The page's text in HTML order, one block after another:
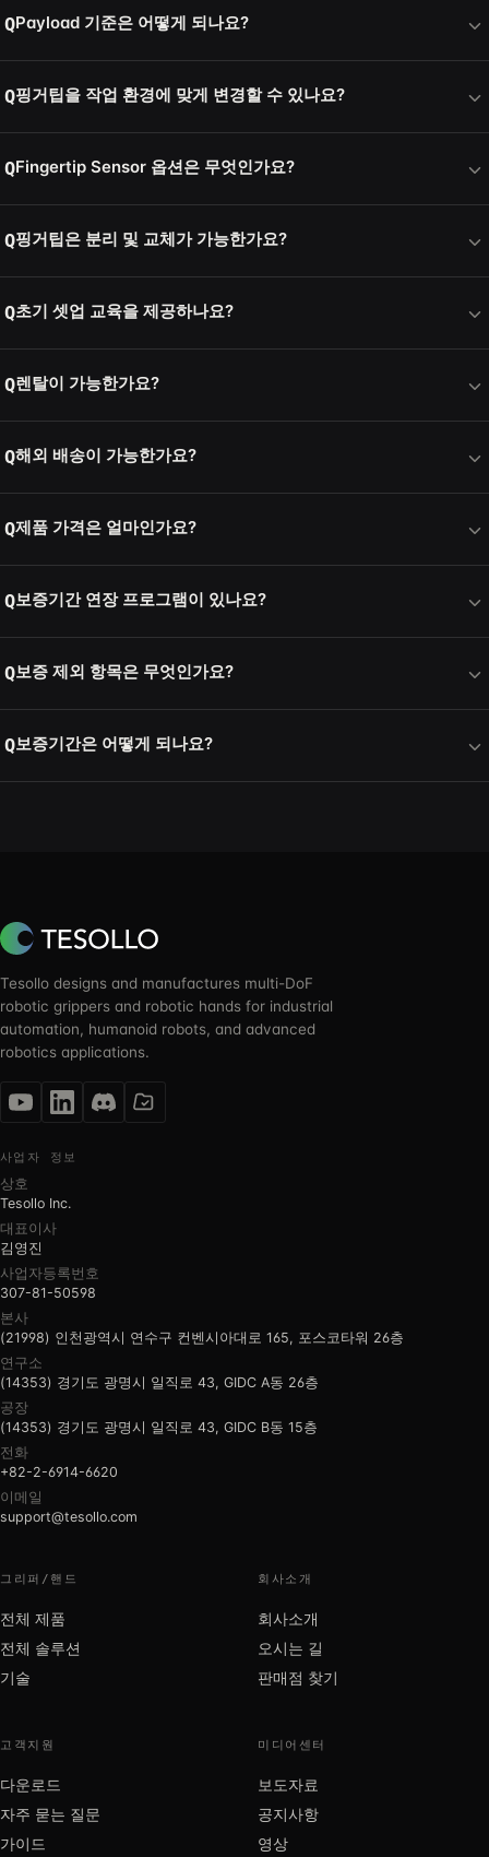
QPayload 기준은 어떻게 되나요?
Q핑거팁을 작업 환경에 맞게 변경할 수 있나요?
QFingertip Sensor 옵션은 무엇인가요?
Q핑거팁은 분리 및 교체가 가능한가요?
Q초기 셋업 교육을 제공하나요?
Q렌탈이 가능한가요?
Q해외 배송이 가능한가요?
Q제품 가격은 얼마인가요?
Q보증기간 연장 프로그램이 있나요?
Q보증 제외 항목은 무엇인가요?
Q보증기간은 어떻게 되나요?
Tesollo designs and manufactures multi-DoF
robotic grippers and robotic hands for industrial
automation, humanoid robots, and advanced
robotics applications.
사업자 정보
상호
Tesollo Inc.
대표이사
김영진
사업자등록번호
307-81-50598
본사
(21998) 인천광역시 연수구 컨벤시아대로 165, 포스코타워 26층
연구소
(14353) 경기도 광명시 일직로 43, GIDC A동 26층
공장
(14353) 경기도 광명시 일직로 43, GIDC B동 15층
전화
+82-2-6914-6620
이메일
support@tesollo.com
그리퍼/핸드
전체 제품
전체 솔루션
기술
회사소개
회사소개
오시는 길
판매점 찾기
고객지원
다운로드
자주 묻는 질문
가이드
미디어센터
보도자료
공지사항
영상